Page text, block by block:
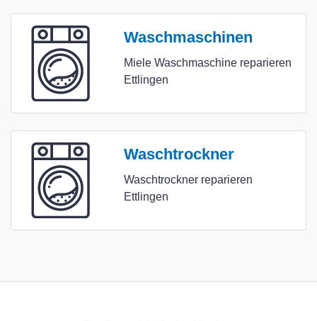
Waschmaschinen
Miele Waschmaschine reparieren
Ettlingen
Waschtrockner
Waschtrockner reparieren
Ettlingen